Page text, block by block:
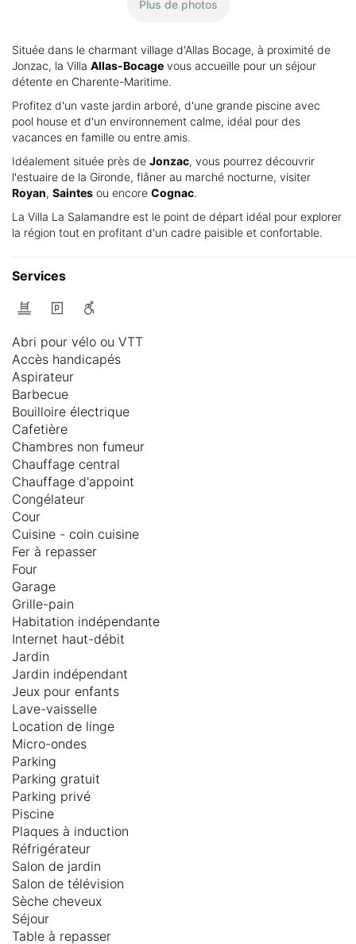
Plus de photos
Située dans le charmant village d'Allas Bocage, à proximité de
Jonzac, la Villa Allas-Bocage vous accueille pour un séjour
détente en Charente-Maritime.
Profitez d'un vaste jardin arboré, d'une grande piscine avec
pool house et d'un environnement calme, idéal pour des
vacances en famille ou entre amis.
Idéalement située près de Jonzac, vous pourrez découvrir
l'estuaire de la Gironde, flâner au marché nocturne, visiter
Royan, Saintes ou encore Cognac.
La Villa La Salamandre est le point de départ idéal pour explorer
la région tout en profitant d'un cadre paisible et confortable.
Services
Abri pour vélo ou VTT
Accès handicapés
Aspirateur
Barbecue
Bouilloire électrique
Cafetière
Chambres non fumeur
Chauffage central
Chauffage d'appoint
Congélateur
Cour
Cuisine - coin cuisine
Fer à repasser
Four
Garage
Grille-pain
Habitation indépendante
Internet haut-débit
Jardin
Jardin indépendant
Jeux pour enfants
Lave-vaisselle
Location de linge
Micro-ondes
Parking
Parking gratuit
Parking privé
Piscine
Plaques à induction
Réfrigérateur
Salon de jardin
Salon de télévision
Sèche cheveux
Séjour
Table à repasser